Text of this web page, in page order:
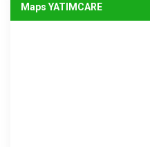
Maps YATIMCARE